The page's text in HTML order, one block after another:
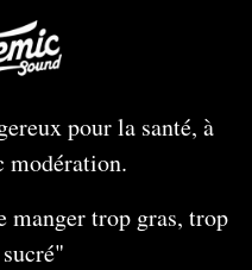
pour la santé, à
modération.
manger trop gras, trop